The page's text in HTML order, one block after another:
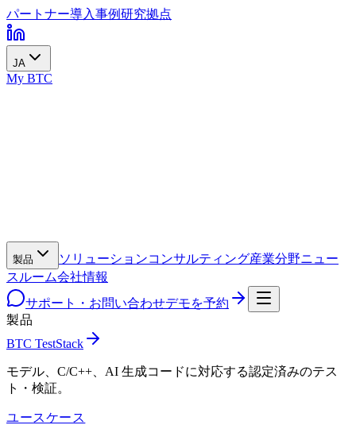
パートナー導入事例研究拠点
JA
My BTC
製品 ソリューションコンサルティング産業分野ニュー
スルーム会社情報
サポート・お問い合わせデモを予約
製品
BTC TestStack
モデル、C/C++、AI 生成コードに対応する認定済みのテス
ト・検証。
ユースケース